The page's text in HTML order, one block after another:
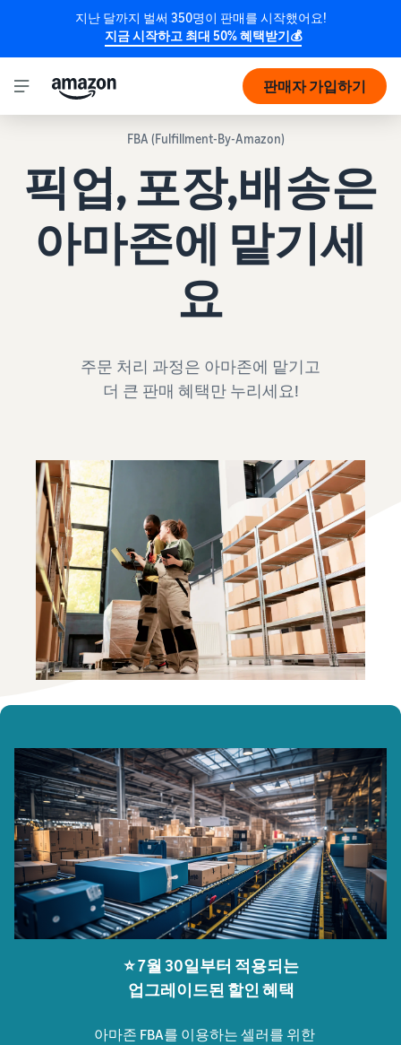
지난 달까지 벌써 350명이 판매를 시작했어요!
지금 시작하고 최대 50% 혜택받기💰
판매자 가입하기
FBA (Fulfillment-By-Amazon)
픽업, 포장,배송은
아마존에 맡기세
요
주문 처리 과정은 아마존에 맡기고
더 큰 판매 혜택만 누리세요!
⭐️ 7월 30일부터 적용되는
업그레이드된 할인 혜택
아마존 FBA를 이용하는 셀러를 위한